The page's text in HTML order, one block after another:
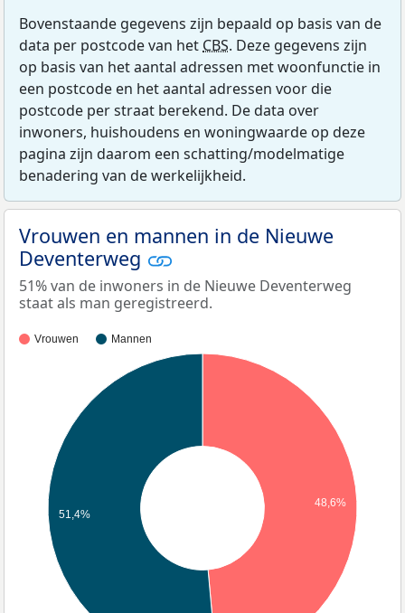
Bovenstaande gegevens zijn bepaald op basis van de
data per postcode van het CBS. Deze gegevens zijn
op basis van het aantal adressen met woonfunctie in
een postcode en het aantal adressen voor die
postcode per straat berekend. De data over
inwoners, huishoudens en woningwaarde op deze
pagina zijn daarom een schatting/modelmatige
benadering van de werkelijkheid.
Vrouwen en mannen in de Nieuwe
Deventerweg
51% van de inwoners in de Nieuwe Deventerweg
staat als man geregistreerd.
Vrouwen Mannen
48,6%
51,4%